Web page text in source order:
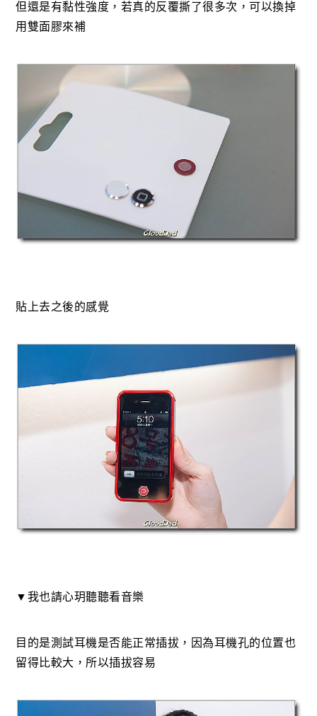
但還是有黏性強度，若真的反覆撕了很多次，可以換掉
用雙面膠來補
貼上去之後的感覺
▼我也請心玥聽聽看音樂
目的是測試耳機是否能正常插拔，因為耳機孔的位置也
留得比較大，所以插拔容易